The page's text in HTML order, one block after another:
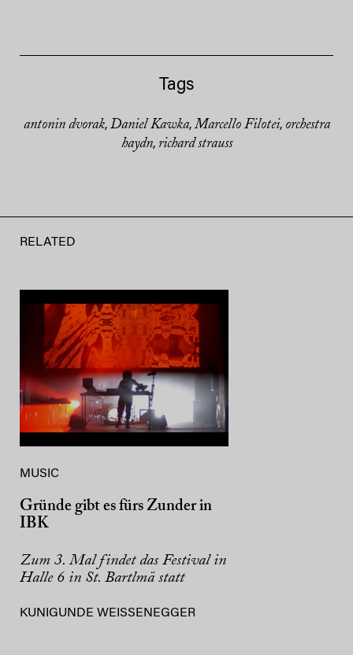
Tags
antonin dvorak, Daniel Kawka, Marcello Filotei, orchestra
haydn, richard strauss
RELATED
MUSIC
Gründe gibt es fürs Zunder in
IBK
Zum 3. Mal findet das Festival in
Halle 6 in St. Bartlmä statt
KUNIGUNDE WEISSENEGGER